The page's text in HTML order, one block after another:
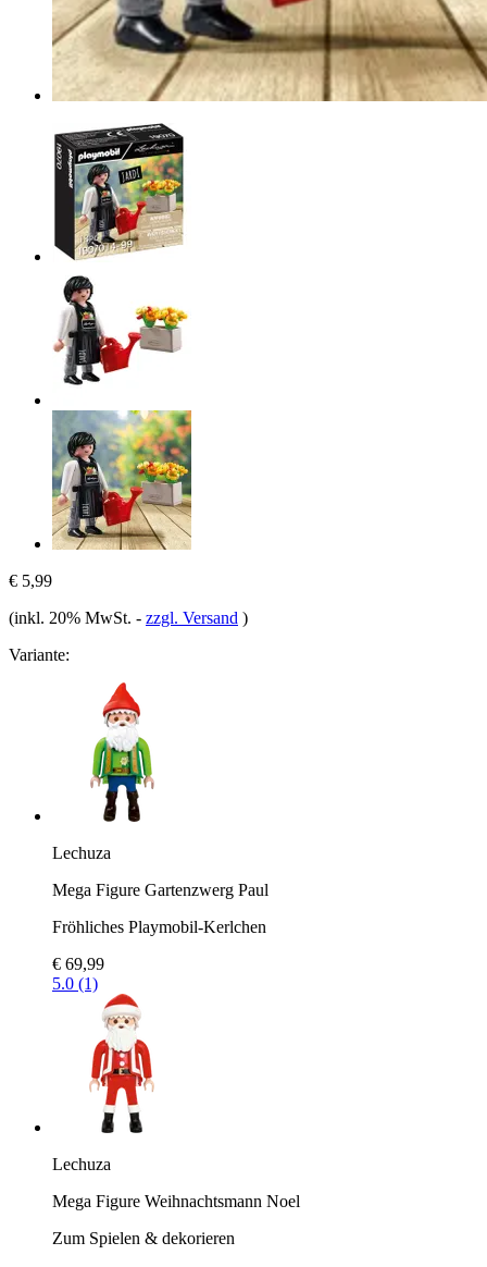
€ 5,99
(inkl. 20% MwSt. - zzgl. Versand )
Variante:
Lechuza
Mega Figure Gartenzwerg Paul
Fröhliches Playmobil-Kerlchen
€ 69,99
5.0 (1)
Lechuza
Mega Figure Weihnachtsmann Noel
Zum Spielen & dekorieren